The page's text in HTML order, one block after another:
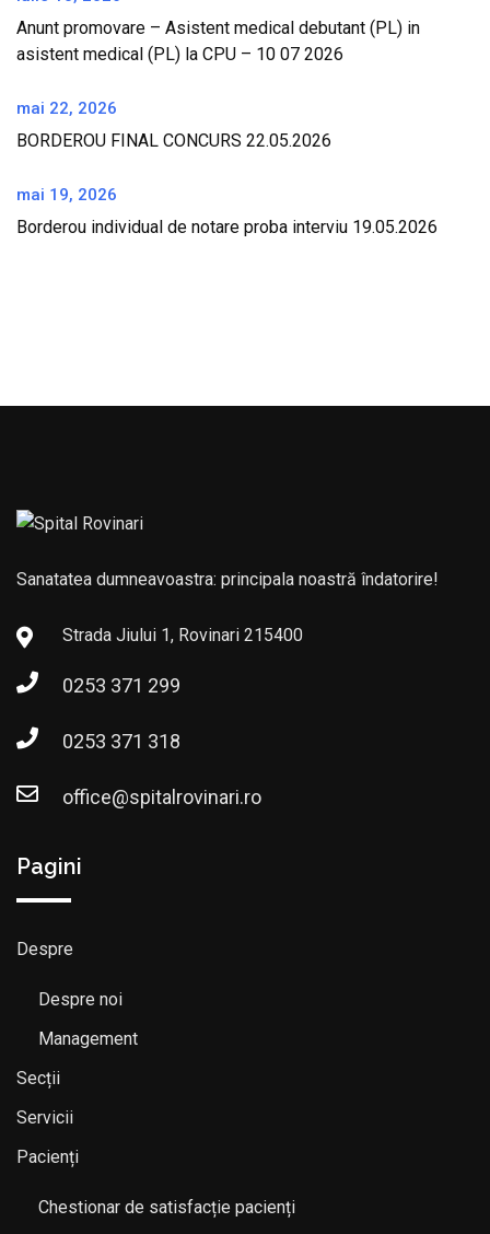
Anunt promovare – Asistent medical debutant (PL) in
asistent medical (PL) la CPU – 10 07 2026
mai 22, 2026
BORDEROU FINAL CONCURS 22.05.2026
mai 19, 2026
Borderou individual de notare proba interviu 19.05.2026
Sanatatea dumneavoastra: principala noastră îndatorire!
Strada Jiului 1, Rovinari 215400
0253 371 299
0253 371 318
office@spitalrovinari.ro
Pagini
Despre
Despre noi
Management
Secții
Servicii
Pacienți
Chestionar de satisfacție pacienți